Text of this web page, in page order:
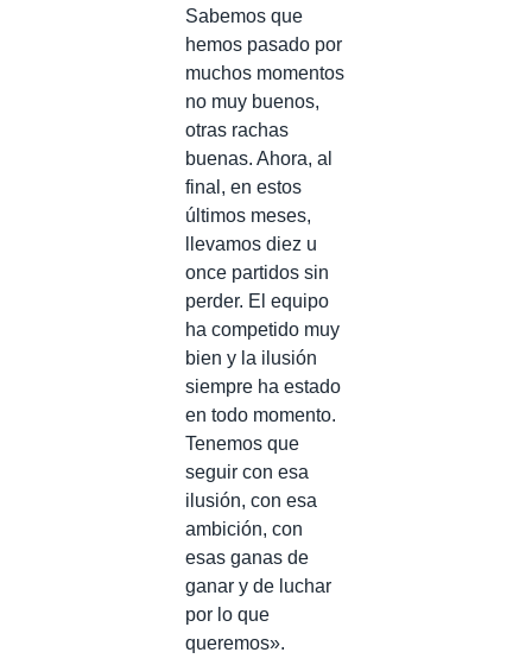
Sabemos que
hemos pasado por
muchos momentos
no muy buenos,
otras rachas
buenas. Ahora, al
final, en estos
últimos meses,
llevamos diez u
once partidos sin
perder. El equipo
ha competido muy
bien y la ilusión
siempre ha estado
en todo momento.
Tenemos que
seguir con esa
ilusión, con esa
ambición, con
esas ganas de
ganar y de luchar
por lo que
queremos».